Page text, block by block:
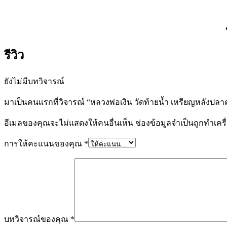
รีวิว
ยังไม่มีบทวิจารณ์
มาเป็นคนแรกที่วิจารณ์ “หลวงพ่อเงิน วัดท้ายน้ำ เหรียญหลังปลา
อีเมลของคุณจะไม่แสดงให้คนอื่นเห็น ช่องข้อมูลจำเป็นถูกทำเค
การให้คะแนนของคุณ *
บทวิจารณ์ของคุณ *